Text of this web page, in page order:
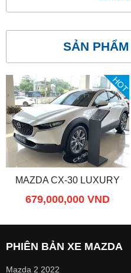
SẢN
HOT
MAZDA CX-30 LUXURY
679,000,000 VND
PHIÊN BẢN XE MAZDA
Mazda 2 2022